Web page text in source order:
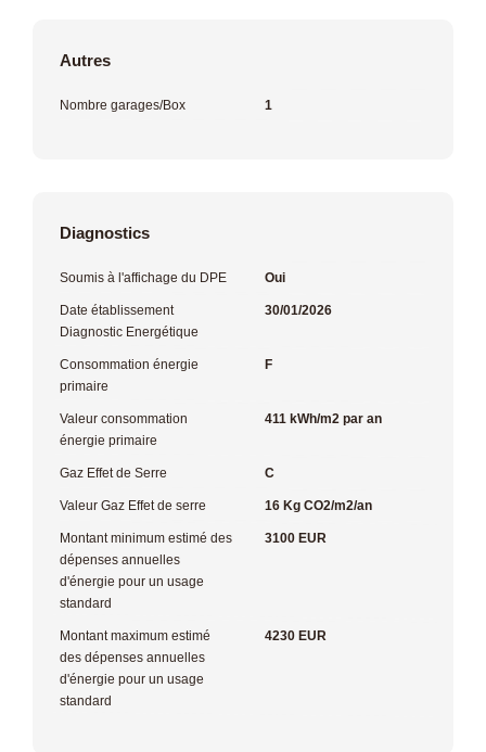
Autres
Nombre garages/Box 1
Diagnostics
Soumis à l'affichage du DPE Oui
Date établissement
Diagnostic Energétique
30/01/2026
Consommation énergie
primaire
F
Valeur consommation
énergie primaire
411 kWh/m2 par an
Gaz Effet de Serre C
Valeur Gaz Effet de serre 16 Kg CO2/m2/an
Montant minimum estimé des
dépenses annuelles
d'énergie pour un usage
standard
3100 EUR
Montant maximum estimé
des dépenses annuelles
d'énergie pour un usage
standard
4230 EUR